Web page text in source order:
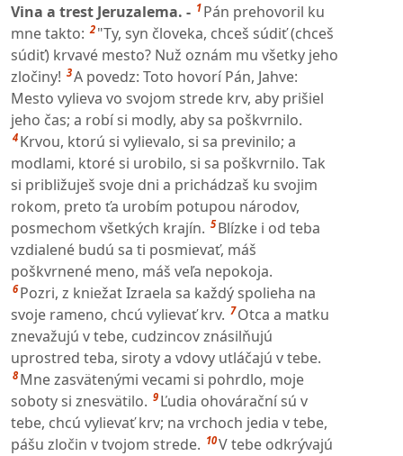
Vina a trest Jeruzalema. - 1 Pán prehovoril ku
mne takto: 2 "Ty, syn človeka, chceš súdiť (chceš
súdiť) krvavé mesto? Nuž oznám mu všetky jeho
zločiny! 3A povedz: Toto hovorí Pán, Jahve:
Mesto vylieva vo svojom strede krv, aby prišiel
jeho čas; a robí si modly, aby sa poškvrnilo.
4 Krvou, ktorú si vylievalo, si sa previnilo; a
modlami, ktoré si urobilo, si sa poškvrnilo. Tak
si približuješ svoje dni a prichádzaš ku svojim
rokom, preto ťa urobím potupou národov,
posmechom všetkých krajín. 5 Blízke i od teba
vzdialené budú sa ti posmievať, máš
poškvrnené meno, máš veľa nepokoja.
6 Pozri, z kniežat Izraela sa každý spolieha na
svoje rameno, chcú vylievať krv. 7 Otca a matku
znevažujú v tebe, cudzincov znásilňujú
uprostred teba, siroty a vdovy utláčajú v tebe.
8 Mne zasvätenými vecami si pohrdlo, moje
soboty si znesvätilo. 9 Ľudia ohovárační sú v
tebe, chcú vylievať krv; na vrchoch jedia v tebe,
pášu zločin v tvojom strede. 10V tebe odkrývajú